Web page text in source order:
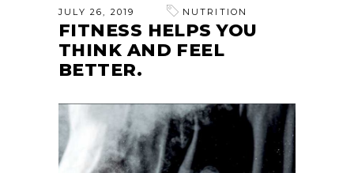
JULY 26, 2019 NUTRITION
FITNESS HELPS YOU
THINK AND FEEL
BETTER.